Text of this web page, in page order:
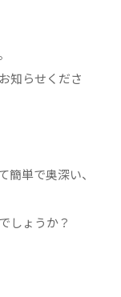
知らせくださ
単で奥深い、
しょうか？